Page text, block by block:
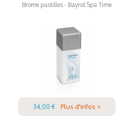
Brome pastilles - Bayrol Spa Time
34,00 € Plus d'infos >